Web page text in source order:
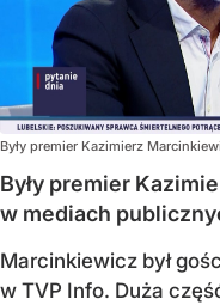
Były premier Kazimierz
Były premier
w mediach
Marcinkiewicz był
w TVP Info. Duża